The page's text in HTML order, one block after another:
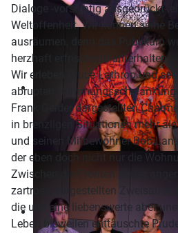
Dialoge -vorsichtig ausgedrückt-
Weltoffenheit. Wir können seine
ausräumen, denn das Publikum
herzhaft erfrischend unterhalten.
Wir erleben Bruce Lathrop und
abrupten
Frank Geider dargestellten
in brenzligen Situationen mehr
und seinen Mitbewohner Bob
der eben doch nicht nur die
Zwischen die Fronten dieser
zartrosa dargestellten
die uns eine liebenswerte aber
Leben bisweilen enttäuschte